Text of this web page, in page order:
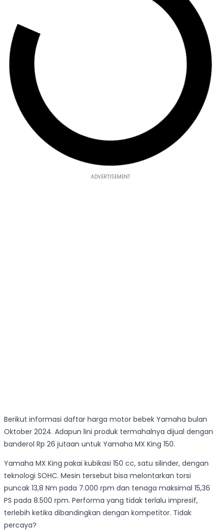
Berikut informasi daftar harga motor bebek Yamaha bulan
Oktober 2024. Adapun lini produk termahalnya dijual dengan
banderol Rp 26 jutaan untuk Yamaha MX King 150.
Yamaha MX King pakai kubikasi 150 cc, satu silinder, dengan
teknologi SOHC. Mesin tersebut bisa melontarkan torsi
puncak 13,8 Nm pada 7.000 rpm dan tenaga maksimal 15,36
PS pada 8.500 rpm. Performa yang tidak terlalu impresif,
terlebih ketika dibandingkan dengan kompetitor. Tidak
percaya?